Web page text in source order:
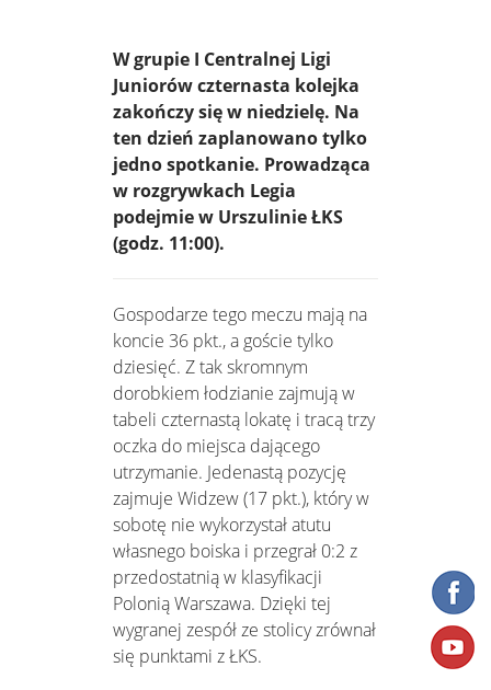
W grupie I Centralnej Ligi
Juniorów czternasta kolejka
zakończy się w niedzielę. Na
ten dzień zaplanowano tylko
jedno spotkanie. Prowadząca
w rozgrywkach Legia
podejmie w Urszulinie ŁKS
(godz. 11:00).
Gospodarze tego meczu mają na
koncie 36 pkt., a goście tylko
dziesięć. Z tak skromnym
dorobkiem łodzianie zajmują w
tabeli czternastą lokatę i tracą trzy
oczka do miejsca dającego
utrzymanie. Jedenastą pozycję
zajmuje Widzew (17 pkt.), który w
sobotę nie wykorzystał atutu
własnego boiska i przegrał 0:2 z
przedostatnią w klasyfikacji
Polonią Warszawa. Dzięki tej
wygranej zespół ze stolicy zrównał
się punktami z ŁKS.